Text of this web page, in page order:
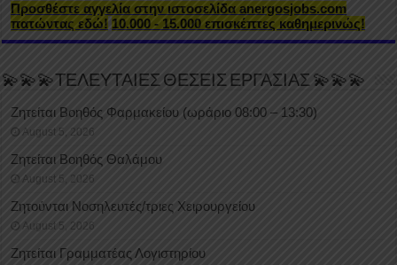
Προσθέστε αγγελία στην ιστοσελίδα anergosjobs.com
πατώντας εδώ! 10.000 - 15.000 επισκέπτες καθημερινώς!
💫💫💫ΤΕΛΕΥΤΑΙΕΣ ΘΕΣΕΙΣ ΕΡΓΑΣΙΑΣ 💫💫💫
Ζητείται Βοηθός Φαρμακείου (ωράριο 08:00 – 13:30)
August 5, 2026
Ζητείται Βοηθός Θαλάμου
August 5, 2026
Ζητούνται Νοσηλευτές/τριες Χειρουργείου
August 5, 2026
Ζητείται Γραμματέας Λογιστηρίου